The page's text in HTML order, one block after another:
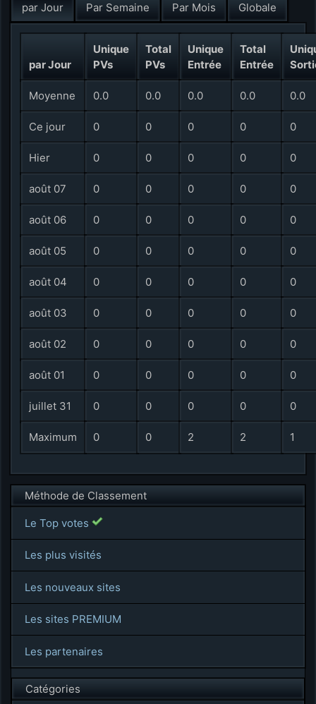
par Jour Par Semaine Par Mois Globale
par Jour
Unique
PVs
Total
PVs
Unique
Entrée
Total
Entrée
Moyenne 0.0 0.0 0.0 0.0 0.0
Ce jour 0 0 0 0 0
Hier 0 0 0 0 0
août 07 0 0 0 0 0
août 06 0 0 0 0 0
août 05 0 0 0 0 0
août 04 0 0 0 0 0
août 03 0 0 0 0 0
août 02 0 0 0 0 0
août 01 0 0 0 0 0
juillet 31 0 0 0 0 0
Maximum 0 0 2 2 1
Méthode de Classement
Le Top votes
Les plus visités
Les nouveaux sites
Les sites PREMIUM
Les partenaires
Catégories